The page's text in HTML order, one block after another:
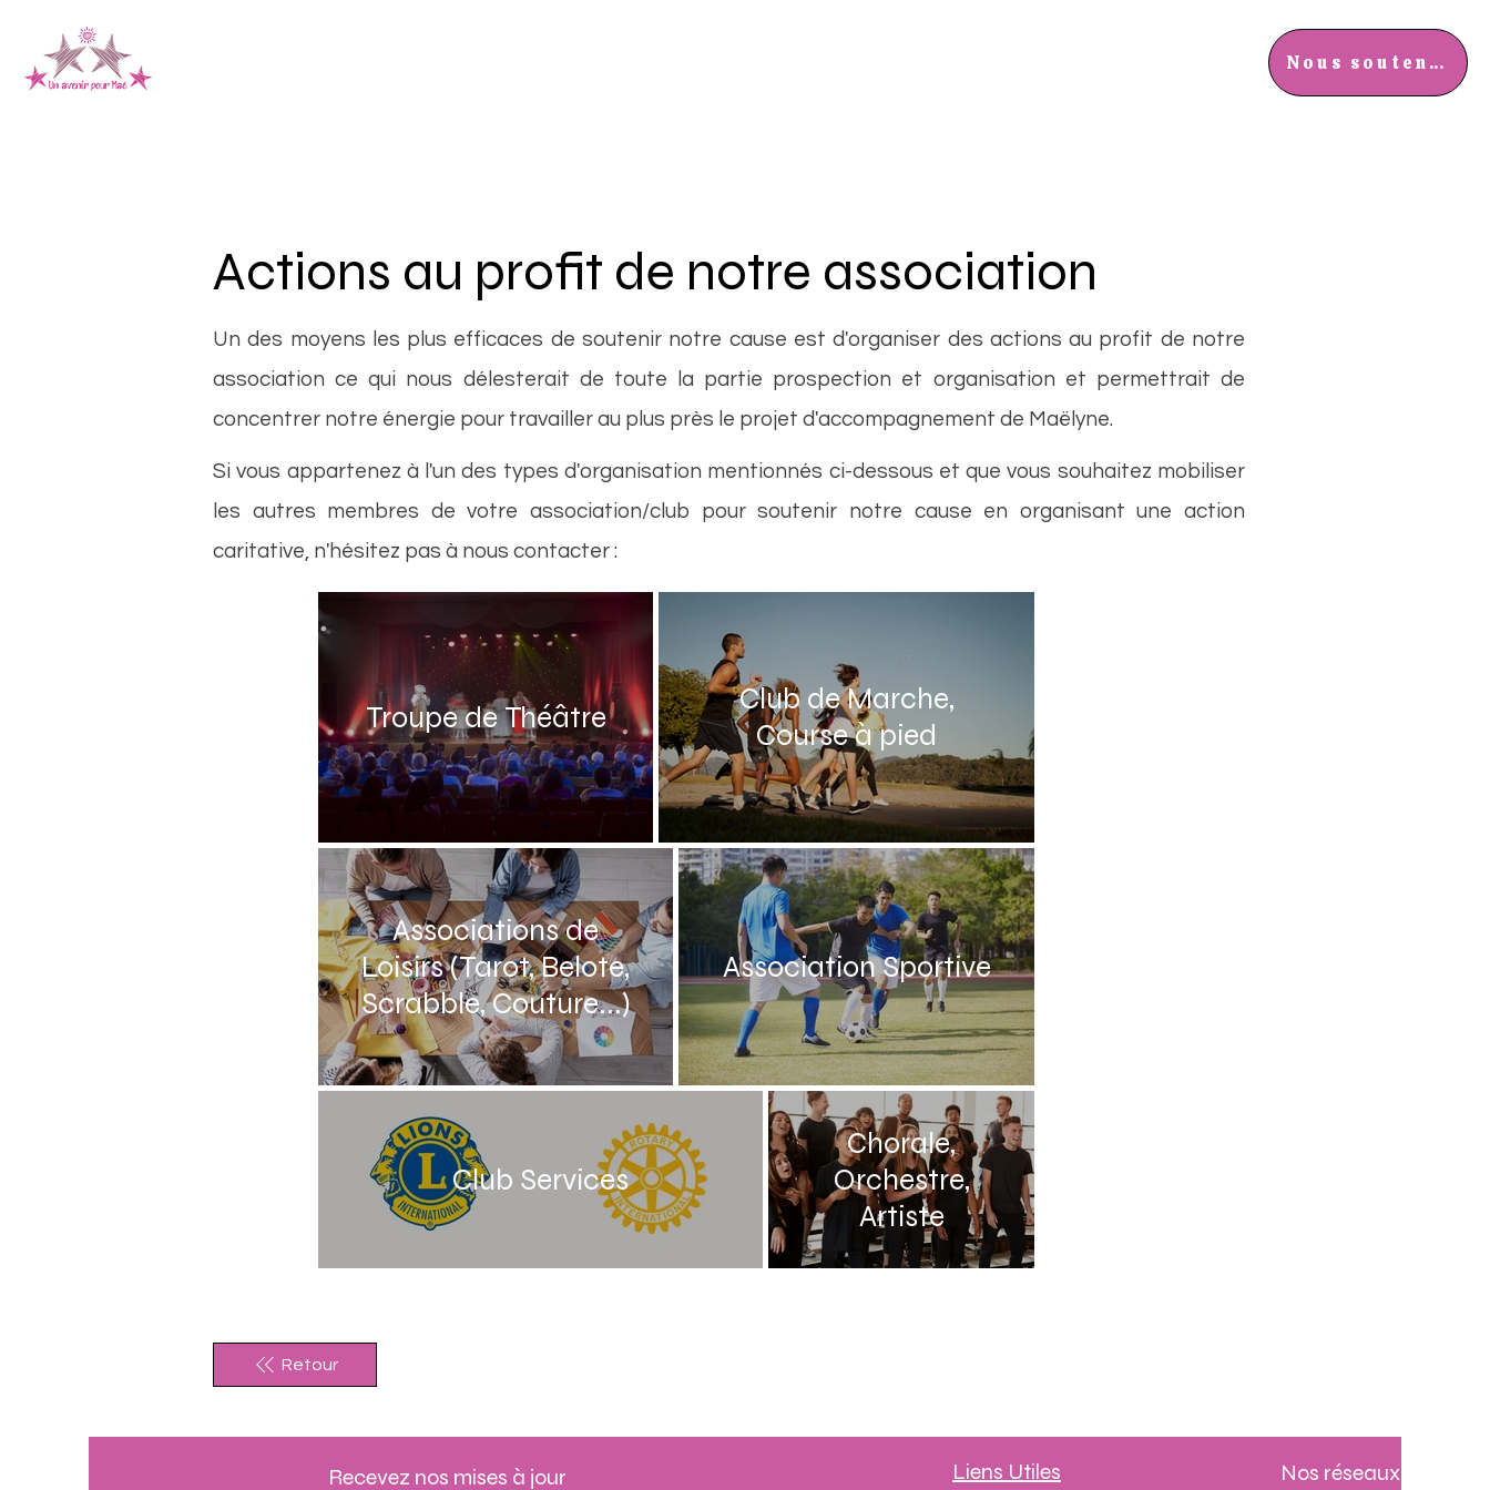
Nous soutenir
Actions au profit de notre association
Un des moyens les plus efficaces de soutenir notre cause est d'organiser des actions au profit de notre
association ce qui nous délesterait de toute la partie prospection et organisation et permettrait de
concentrer notre énergie pour travailler au plus près le projet d'accompagnement de Maëlyne.
Si vous appartenez à l'un des types d'organisation mentionnés ci-dessous et que vous souhaitez mobiliser
les autres membres de votre association/club pour soutenir notre cause en organisant une action
caritative, n'hésitez pas à nous contacter :
Troupe de Théâtre
Club de Marche,
Course à pied
Associations de
Loisirs (Tarot, Belote,
Scrabble, Couture...)
Association Sportive
Club Services
Chorale,
Orchestre,
Artiste
Retour
Liens Utiles Nos réseaux sociaux
Recevez nos mises à jour